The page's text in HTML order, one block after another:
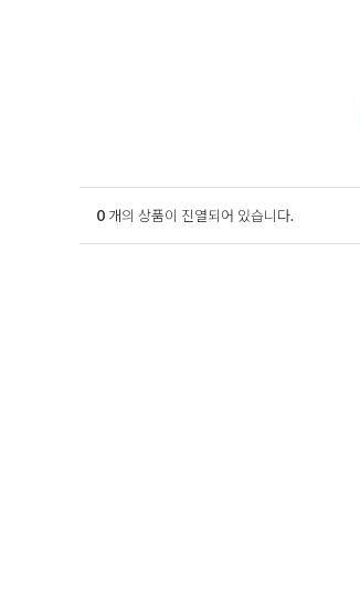
0 개의 상품이 진열되어 있습니다.